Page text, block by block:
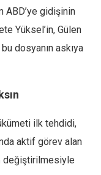
ABD’ye gidişinin
Yüksel’in, Gülen
dosyanın askıya
ilk tehdidi,
aktif görev alan
değiştirilmesiyle